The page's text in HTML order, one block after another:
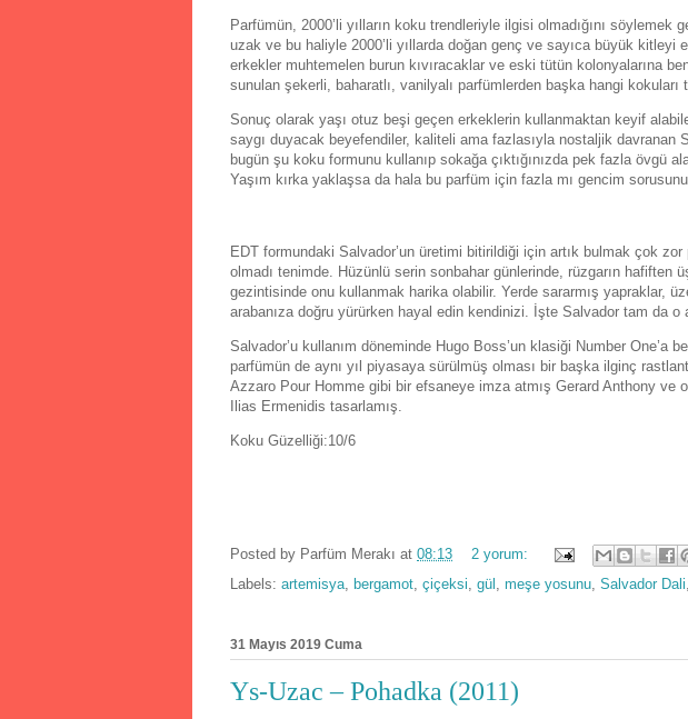
Parfümün, 2000’li yılların koku trendleriyle ilgisi olmadığını söylemek
uzak ve bu haliyle 2000’li yıllarda doğan genç ve sayıca büyük
erkekler muhtemelen burun kıvıracaklar ve eski tütün kolonyalarına
sunulan şekerli, baharatlı, vanilyalı parfümlerden başka hangi kokuları
Sonuç olarak yaşı otuz beşi geçen erkeklerin kullanmaktan keyif
saygı duyacak beyefendiler, kaliteli ama fazlasıyla nostaljik davranan
bugün şu koku formunu kullanıp sokağa çıktığınızda pek fazla övgü
Yaşım kırka yaklaşsa da hala bu parfüm için fazla mı gencim sorusunu
EDT formundaki Salvador’un üretimi bitirildiği için artık bulmak çok zor
olmadı tenimde. Hüzünlü serin sonbahar günlerinde, rüzgarın hafiften
gezintisinde onu kullanmak harika olabilir. Yerde sararmış yapraklar,
arabanıza doğru yürürken hayal edin kendinizi. İşte Salvador tam da o
Salvador’u kullanım döneminde Hugo Boss’un klasiği Number One’a
parfümün de aynı yıl piyasaya sürülmüş olması bir başka ilginç
Azzaro Pour Homme gibi bir efsaneye imza atmış Gerard Anthony ve
Ilias Ermenidis tasarlamış.
Koku Güzelliği:10/6
Posted by Parfüm Merakı at 08:13
2 yorum:
Labels: artemisya bergamot çiçeksi gül meşe yosunu Salvador Dali
31 Mayıs 2019 Cuma
Ys-Uzac – Pohadka (2011)